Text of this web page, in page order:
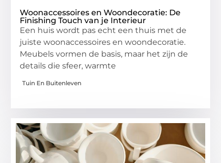
Woonaccessoires en Woondecoratie: De
Finishing Touch van je Interieur
Een huis wordt pas echt een thuis met de
juiste woonaccessoires en woondecoratie.
Meubels vormen de basis, maar het zijn de
details die sfeer, warmte
Tuin En Buitenleven